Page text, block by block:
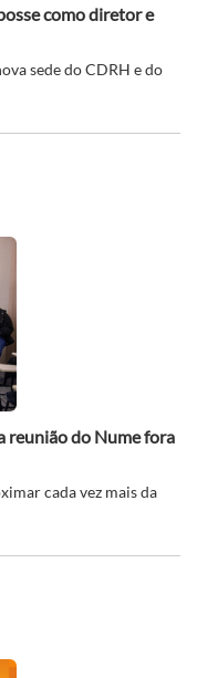
como diretor e
sede do CDRH e do
reunião do Nume fora
cada vez mais da